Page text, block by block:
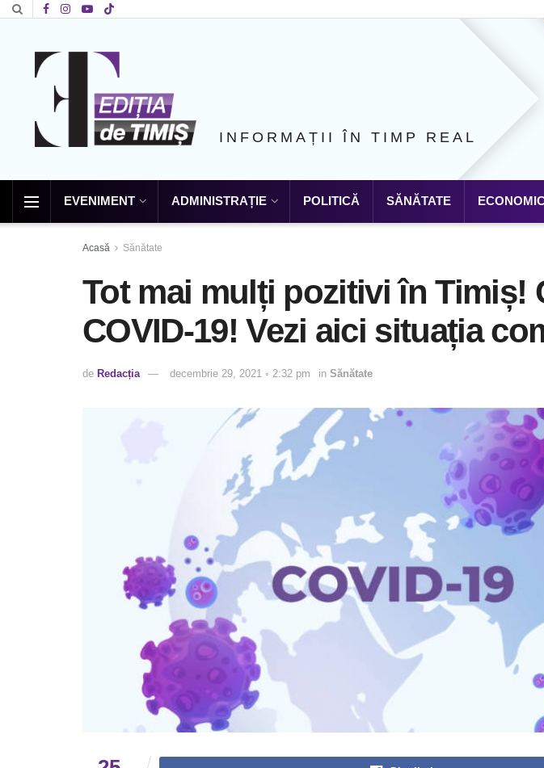
INFORMAȚII ÎN TIMP REAL
EVENIMENT ADMINISTRAȚIE POLITICĂ SĂNĂTATE
Acasă Sănătate
Tot mai mulți pozitivi în Timiș!
COVID-19! Vezi aici situația
de Redacția decembrie 29, 2021 ◦ 2:32 pm in Sănătate